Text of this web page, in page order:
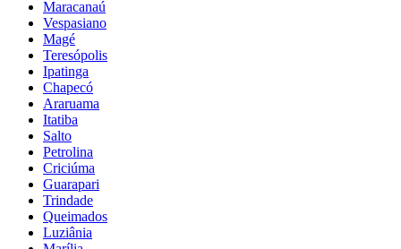
Maracanaú
Vespasiano
Magé
Teresópolis
Ipatinga
Chapecó
Araruama
Itatiba
Salto
Petrolina
Criciúma
Guarapari
Trindade
Queimados
Luziânia